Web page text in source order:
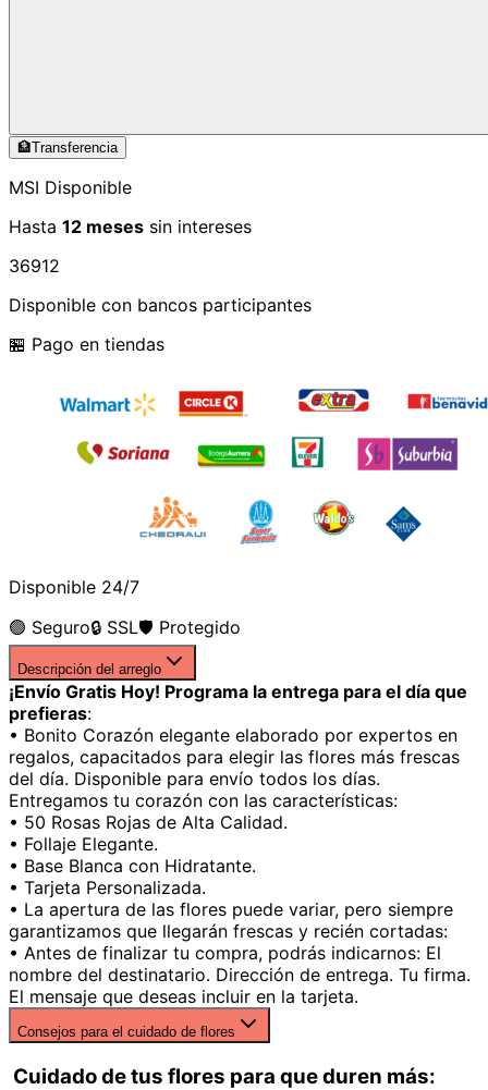
🏦Transferencia
MSI Disponible
Hasta 12 meses sin intereses
36912
Disponible con bancos participantes
🏪 Pago en tiendas
Disponible 24/7
🟢 Seguro🔒 SSL🛡️ Protegido
Descripción del arreglo
¡Envío Gratis Hoy! Programa la entrega para el día que
prefieras:
• Bonito Corazón elegante elaborado por expertos en
regalos, capacitados para elegir las flores más frescas
del día. Disponible para envío todos los días.
Entregamos tu corazón con las características:
• 50 Rosas Rojas de Alta Calidad.
• Follaje Elegante.
• Base Blanca con Hidratante.
• Tarjeta Personalizada.
• La apertura de las flores puede variar, pero siempre
garantizamos que llegarán frescas y recién cortadas:
• Antes de finalizar tu compra, podrás indicarnos: El
nombre del destinatario. Dirección de entrega. Tu firma.
El mensaje que deseas incluir en la tarjeta.
Consejos para el cuidado de flores
Cuidado de tus flores para que duren más: